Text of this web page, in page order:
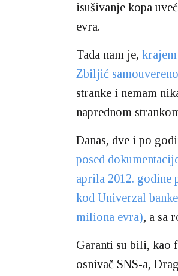
isušivanje kopa
evra.
Tada nam je,
Zbiljić
stranke i nemam
naprednom
Danas, dve i po
posed
aprila 2012.
kod Univerzal
miliona evra), a sa
Garanti su bili, kao
osnivač SNS-a,